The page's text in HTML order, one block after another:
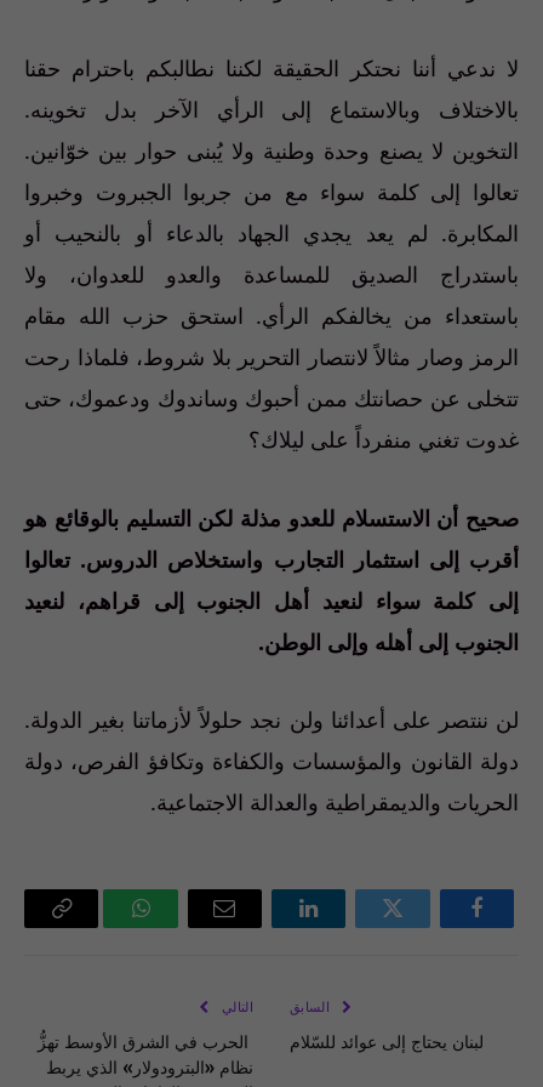
لا ندعي أننا نحتكر الحقيقة لكننا نطالبكم باحترام حقنا
بالاختلاف وبالاستماع إلى الرأي الآخر بدل تخوينه.
التخوين لا يصنع وحدة وطنية ولا يُبنى حوار بين خوّانين.
تعالوا إلى كلمة سواء مع من جربوا الجبروت وخبروا
المكابرة. لم يعد يجدي الجهاد بالدعاء أو بالنحيب أو
باستدراج الصديق للمساعدة والعدو للعدوان، ولا
باستعداء من يخالفكم الرأي. استحق حزب الله مقام
الرمز وصار مثالاً لانتصار التحرير بلا شروط، فلماذا رحت
تتخلى عن حصانتك ممن أحبوك وساندوك ودعموك، حتى
غدوت تغني منفرداً على ليلاك؟
صحيح أن الاستسلام للعدو مذلة لكن التسليم بالوقائع هو
أقرب إلى استثمار التجارب واستخلاص الدروس. تعالوا
إلى كلمة سواء لنعيد أهل الجنوب إلى قراهم، لنعيد
الجنوب إلى أهله وإلى الوطن.
لن ننتصر على أعدائنا ولن نجد حلولاً لأزماتنا بغير الدولة.
دولة القانون والمؤسسات والكفاءة وتكافؤ الفرص، دولة
الحريات والديمقراطية والعدالة الاجتماعية.
فيسبوك تويتر لينكدإن
البريد
واتساب Copy
السابق
لبنان يحتاج إلى عوائد للسّلام
التالي
الحرب في الشرق الأوسط تهزُّ
نظام «البترودولار» الذي يربط